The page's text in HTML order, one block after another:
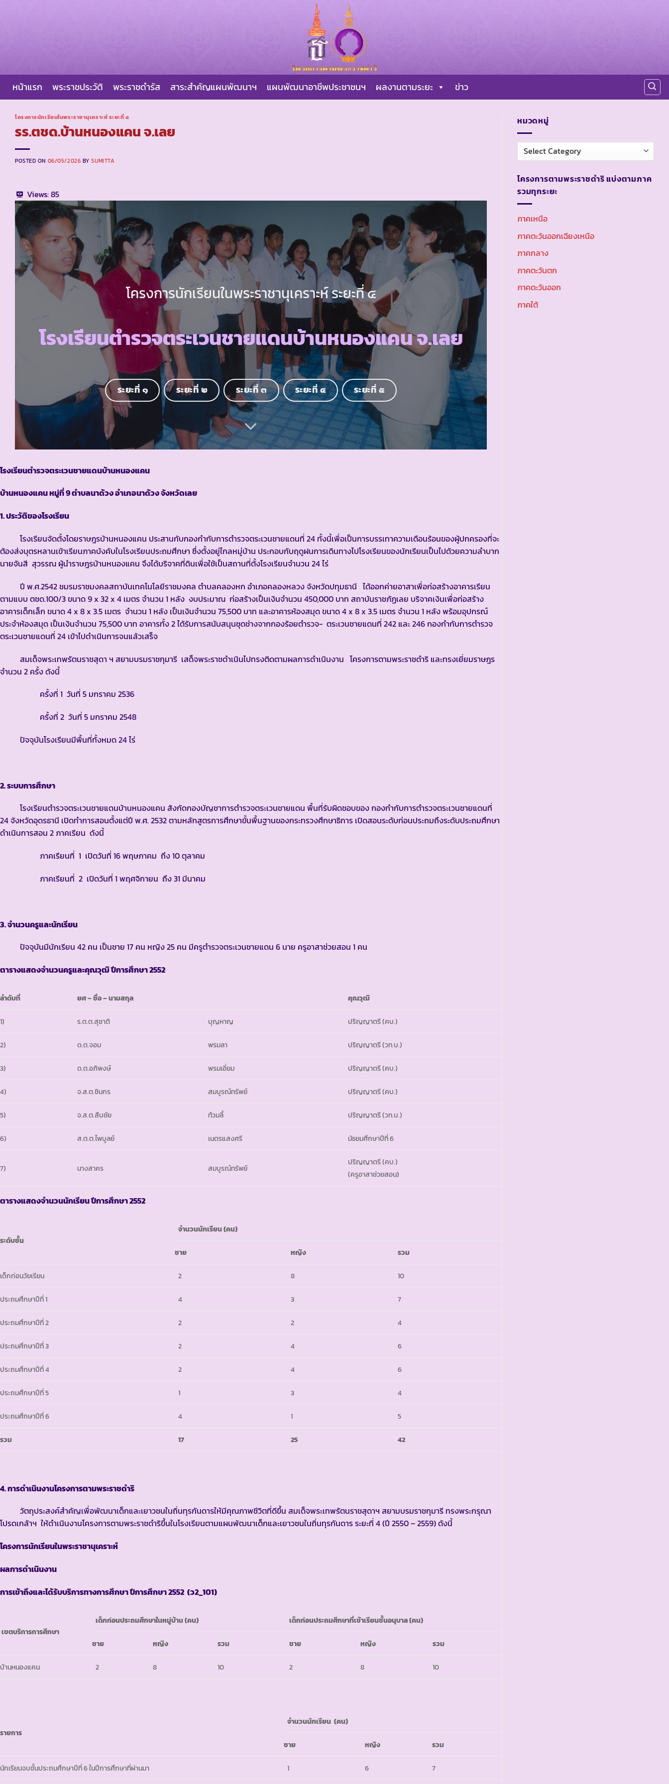
หน้าแรก พระราชประวัติ พระราชดำรัส สาระสำคัญแผนพัฒนาฯ แผนพัฒนาอาชีพประชาชนฯ ผลงานตามระยะ ข่าว
โครงการนักเรียนในพระราชานุเคราะห์ ระยะที่ ๔
รร.ตชด.บ้านหนองแคน จ.เลย
POSTED ON 06/05/2026 BYSUMITTA
Views:85
โครงการนักเรียนในพระราชานุเคราะห์ ระยะที่ ๔
โรงเรียนตำรวจตระเวนชายแดนบ้านหนองแคน จ.เลย
ระยะที่ ๑ ระยะที่ ๒ ระยะที่ ๓ ระยะที่ ๔ ระยะที่ ๕
โรงเรียนตำรวจตระเวนชายแดนบ้านหนองแคน
บ้านหนองแคน หมู่ที่ 9ตำบลนาด้วง อำเภอนาด้วง จังหวัดเลย
1. ประวัติของโรงเรียน
โรงเรียนจัดตั้งโดยราษฎรบ้านหนองแคน ประสานกับกองกำกับการตำรวจตระเวนชายแดนที่ 24 ทั้งนี้เพื่อเป็นการบรรเทาความเดือนร้อนของผู้ปกครองที่จะ
ต้องส่งบุตรหลานเข้าเรียนภาคบังคับในโรงเรียนประถมศึกษา ซึ่งตั้งอยู่ไกลหมู่บ้าน ประกอบกับฤดูฝนการเดินทางไปโรงเรียนของนักเรียนเป็นไปด้วยความลำบาก
นายจันสี สุวรรณ ผู้นำราษฎรบ้านหนองแคน จึงได้บริจาคที่ดินเพื่อใช้เป็นสถานที่ตั้งโรงเรียนจำนวน 24 ไร่
ปี พ.ศ.2542 ชมรมราชมงคลสถาบันเทคโนโลยีราชมงคล ตำบลคลองหก อำเภอคลองหลวง จังหวัดปทุมธานี ได้ออกค่ายอาสาเพื่อก่อสร้างอาคารเรียน
ตามแบบ ตชด.100/3 ขนาด 9 x 32 x 4 เมตร จำนวน 1 หลัง งบประมาณ ก่อสร้างเป็นเงินจำนวน 450,000 บาท สถาบันราชภัฏเลย บริจาคเงินเพื่อก่อสร้าง
อาคารเด็กเล็ก ขนาด 4 x 8 x 3.5 เมตร จำนวน 1 หลัง เป็นเงินจำนวน 75,500 บาท และอาคารห้องสมุด ขนาด 4 x 8 x 3.5 เมตร จำนวน 1 หลัง พร้อมอุปกรณ์
ประจำห้องสมุด เป็นเงินจำนวน 75,500 บาท อาคารทั้ง 2 ได้รับการสนับสนุนชุดช่างจากกองร้อยตำรวจ- ตระเวนชายแดนที่ 242 และ 246 กองกำกับการตำรวจ
ตระเวนชายแดนที่ 24 เข้าไปดำเนินการจนแล้วเสร็จ
สมเด็จพระเทพรัตนราชสุดา ฯ สยามบรมราชกุมารี เสด็จพระราชดำเนินไปทรงติดตามผลการดำเนินงาน โครงการตามพระราชดำริ และทรงเยี่ยมราษฎร
จำนวน 2 ครั้ง ดังนี้
ครั้งที่ 1 วันที่ 5 มกราคม 2536
ครั้งที่ 2 วันที่ 5 มกราคม 2548
ปัจจุบันโรงเรียนมีพื้นที่ทั้งหมด 24 ไร่
2. ระบบการศึกษา
โรงเรียนตำรวจตระเวนชายแดนบ้านหนองแคน สังกัดกองบัญชาการตำรวจตระเวนชายแดน พื้นที่รับผิดชอบของ กองกำกับการตำรวจตระเวนชายแดนที่
24 จังหวัดอุดรธานี เปิดทำการสอนตั้งแต่ปี พ.ศ. 2532 ตามหลักสูตรการศึกษาขั้นพื้นฐานของกระทรวงศึกษาธิการ เปิดสอนระดับก่อนประถมถึงระดับประถมศึกษา
ดำเนินการสอน 2 ภาคเรียน ดังนี้
ภาคเรียนที่ 1 เปิดวันที่ 16 พฤษภาคม ถึง 10 ตุลาคม
ภาคเรียนที่ 2 เปิดวันที่ 1 พฤศจิกายน ถึง 31 มีนาคม
3. จำนวนครูและนักเรียน
ปัจจุบันมีนักเรียน 42 คน เป็นชาย 17 คน หญิง 25 คน มีครูตำรวจตระเวนชายแดน 6 นาย ครูอาสาช่วยสอน 1 คน
ตารางแสดงจำนวนครูและคุณวุฒิ ปีการศึกษา 2552
ลำดับที่ ยศ – ชื่อ – นามสกุล คุณวุฒิ
1) ร.ต.ต.สุชาติ บุญหาญ ปริญญาตรี (คบ.)
2) ด.ต.จอม พรมลา ปริญญาตรี (วท.บ.)
3) ด.ต.อภิพงษ์ พรมเอี่ยม ปริญญาตรี (คบ.)
4) จ.ส.ต.ชินกร สมบูรณ์ทรัพย์ ปริญญาตรี (คบ.)
5) จ.ส.ต.สืบชัย ท้วมลี้ ปริญญาตรี (วท.บ.)
6) ส.ต.ต.ไพบูลย์ เนตรแสงศรี มัธยมศึกษาปีที่ 6
7) นางสาคร สมบูรณ์ทรัพย์
ปริญญาตรี (คบ.)
(ครูอาสาช่วยสอน)
ตารางแสดงจำนวนนักเรียน ปีการศึกษา 2552
ระดับชั้น
จำนวนนักเรียน (คน)
ชาย หญิง รวม
เด็กก่อนวัยเรียน 2 8 10
ประถมศึกษาปีที่ 1 4 3 7
ประถมศึกษาปีที่ 2 2 2 4
ประถมศึกษาปีที่ 3 2 4 6
ประถมศึกษาปีที่ 4 2 4 6
ประถมศึกษาปีที่ 5 1 3 4
ประถมศึกษาปีที่ 6 4 1 5
รวม 17 25 42
4. การดำเนินงานโครงการตามพระราชดำริ
วัตถุประสงค์สำคัญเพื่อพัฒนาเด็กและเยาวชนในถิ่นทุรกันดารให้มีคุณภาพชีวิตที่ดีขึ้น สมเด็จพระเทพรัตนราชสุดาฯ สยามบรมราชกุมารี ทรงพระกรุณา
โปรดเกล้าฯ ให้ดำเนินงานโครงการตามพระราชดำริขึ้นในโรงเรียนตามแผนพัฒนาเด็กและเยาวชนในถิ่นทุรกันดาร ระยะที่ 4 (ปี 2550 – 2559) ดังนี้
โครงการนักเรียนในพระราชานุเคราะห์
ผลการดำเนินงาน
การเข้าถึงและได้รับบริการทางการศึกษา ปีการศึกษา2552 (ว2_101)
เขตบริการการศึกษา
เด็กก่อนประถมศึกษาในหมู่บ้าน(คน) เด็กก่อนประถมศึกษาที่เข้าเรียนชั้นอนุบาล(คน)
ชาย หญิง รวม ชาย หญิง รวม
บ้านหนองแคน 2 8 10 2 8 10
รายการ
จำนวนนักเรียน(คน)
ชาย หญิง รวม
นักเรียนจบชั้นประถมศึกษาปีที่ 6 ในปีการศึกษาที่ผ่านมา 1 6 7
หมวดหมู่
หมวด
หมู่
โครงการตามพระราชดำริ แบ่งตามภาค
รวมทุกระยะ
ภาคเหนือ
ภาคตะวันออกเฉียงเหนือ
ภาคกลาง
ภาคตะวันตก
ภาคตะวันออก
ภาคใต้